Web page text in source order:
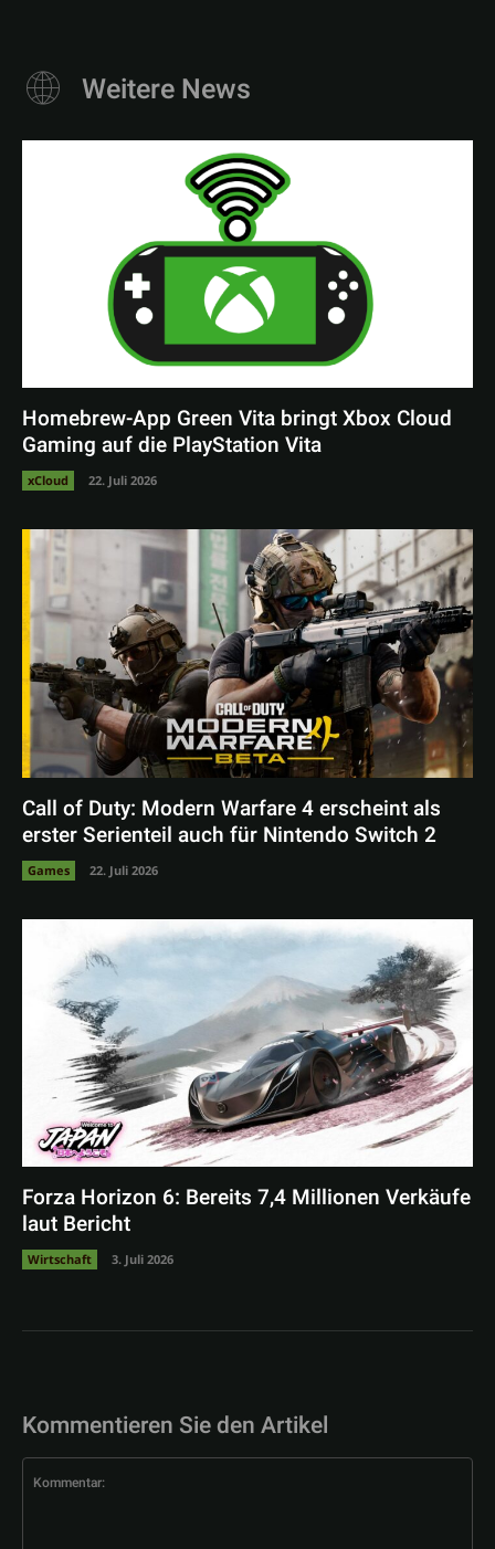
Weitere News
Homebrew-App Green Vita bringt Xbox Cloud
Gaming auf die PlayStation Vita
xCloud 22. Juli 2026
Call of Duty: Modern Warfare 4 erscheint als
erster Serienteil auch für Nintendo Switch 2
Games 22. Juli 2026
Forza Horizon 6: Bereits 7,4 Millionen Verkäufe
laut Bericht
Wirtschaft 3. Juli 2026
Kommentieren Sie den Artikel